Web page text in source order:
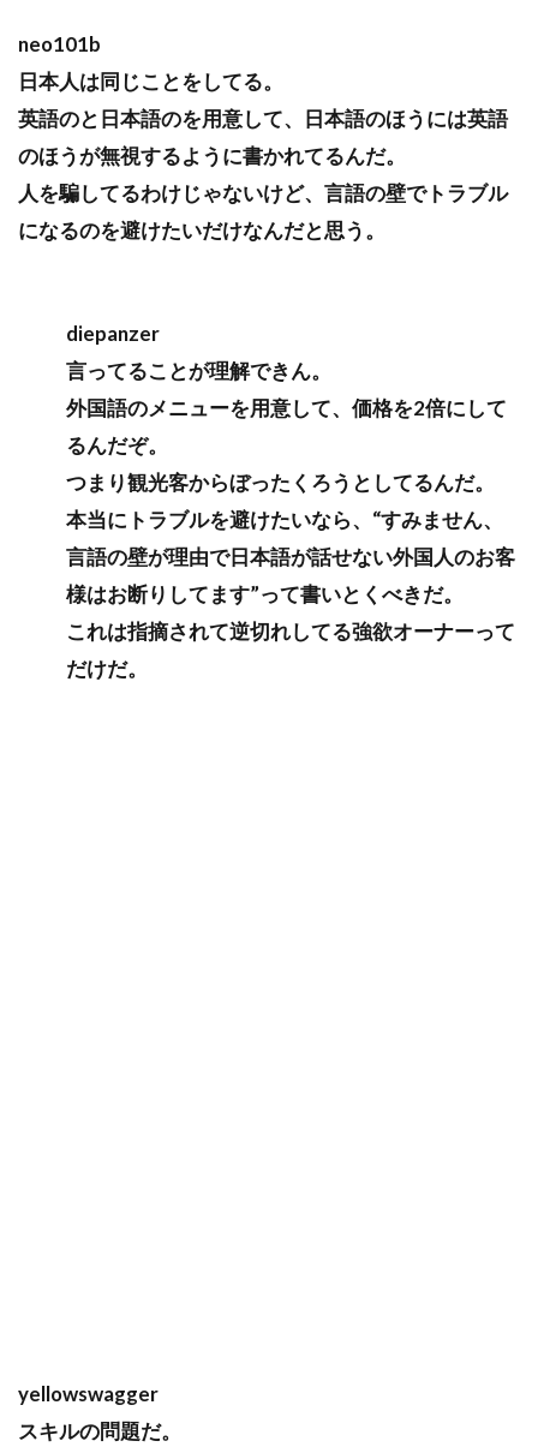
neo101b
日本人は同じことをしてる。
英語のと日本語のを用意して、日本語のほうには英語
のほうが無視するように書かれてるんだ。
人を騙してるわけじゃないけど、言語の壁でトラブル
になるのを避けたいだけなんだと思う。
diepanzer
言ってることが理解できん。
外国語のメニューを用意して、価格を2倍にして
るんだぞ。
つまり観光客からぼったくろうとしてるんだ。
本当にトラブルを避けたいなら、“すみません、
言語の壁が理由で日本語が話せない外国人のお客
様はお断りしてます”って書いとくべきだ。
これは指摘されて逆切れしてる強欲オーナーって
だけだ。
yellowswagger
スキルの問題だ。